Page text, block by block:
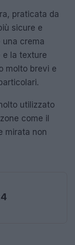
praticata da
sicure e
una crema
e la texture
molto brevi e
utilizzato
come il
mirata non